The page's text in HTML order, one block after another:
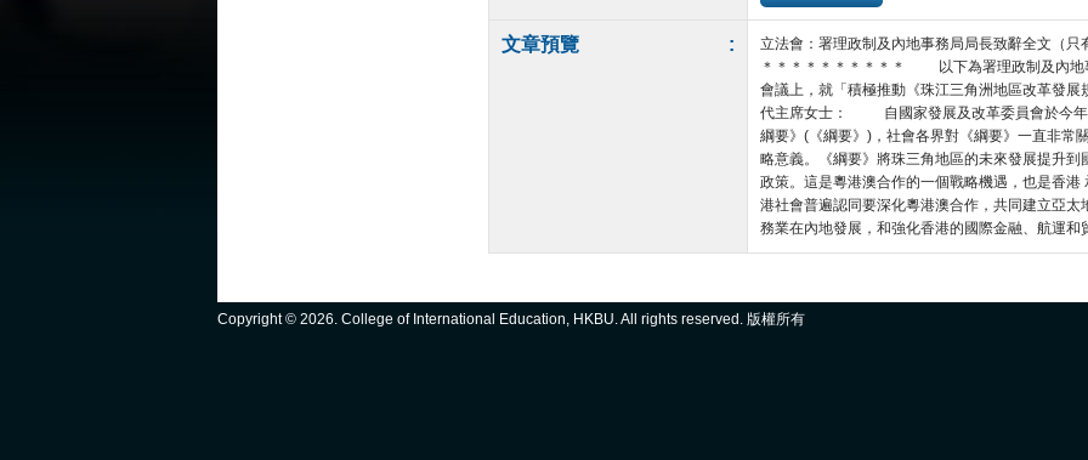
文章預覽 :
立法會：署理政制及內地事務局局長致辭全文（
＊＊＊＊＊＊＊＊＊＊ 以下為署理政制及內地
會議上，就「積極推動《珠江三角洲地區改革發
代主席女士： 自國家發展及改革委員會於今年
綱要》(《綱要》)，社會各界對《綱要》一直非常
略意義。《綱要》將珠三角地區的未來發展提升
政策。這是粵港澳合作的一個戰略機遇，也是
港社會普遍認同要深化粵港澳合作，共同建立亞
務業在內地發展，和強化香港的國際金融、航
Copyright © 2026. College of International Education, HKBU. All rights reserved. 版權所有